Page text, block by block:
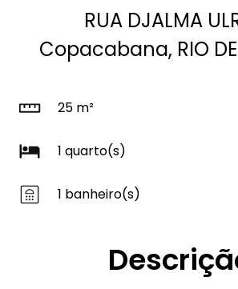
RUA DJALMA
Copacabana, RIO DE
25 m²
1 quarto(s)
1 banheiro(s)